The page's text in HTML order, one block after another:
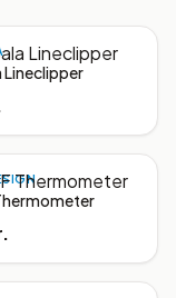
Lineclipper